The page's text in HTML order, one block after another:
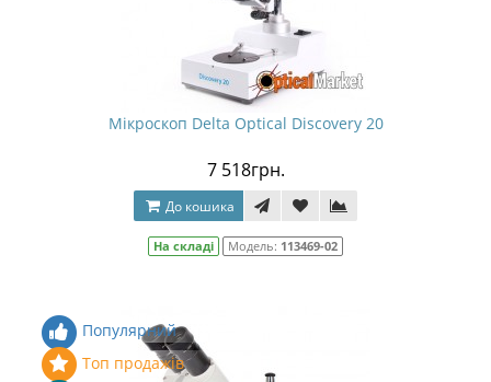
Мікроскоп Delta Optical Discovery 20
7 518грн.
До кошика
На складі Модель: 113469-02
Популярний
Топ продажів